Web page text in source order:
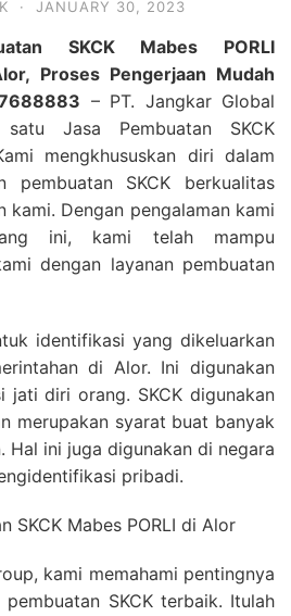
· JANUARY 30, 2023
SKCK Mabes PORLI
Proses Pengerjaan Mudah
– PT. Jangkar Global
Jasa Pembuatan SKCK
mengkhususkan diri dalam
pembuatan SKCK berkualitas
kami. Dengan pengalaman kami
ini, kami telah mampu
dengan layanan pembuatan
identifikasi yang dikeluarkan
di Alor. Ini digunakan
jati diri orang. SKCK digunakan
merupakan syarat buat banyak
Hal ini juga digunakan di negara
pribadi.
kami memahami pentingnya
pembuatan SKCK terbaik. Itulah